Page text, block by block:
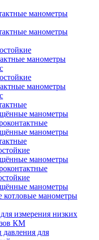
манометры
манометры
манометры
манометры
манометры
манометры
манометры
манометры
котловые манометры
измерения низких
КМ
для